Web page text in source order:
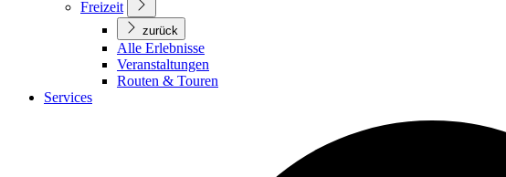
Freizeit
zurück
Alle Erlebnisse
Veranstaltungen
Routen & Touren
Services